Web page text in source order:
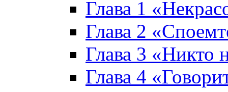
Глава 1
Глава 2
Глава 3 «Никто
Глава 4